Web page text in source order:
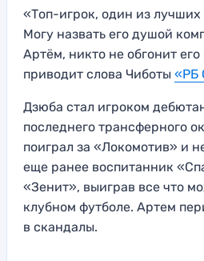
«Топ-игрок, один из
Могу назвать его душой
Артём, никто не обгонит
приводит слова Чиботы «РБ
Дзюба стал игроком
последнего трансферного
поиграл за «Локомотив» и
еще ранее воспитанник
«Зенит», выиграв все что
клубном футболе. Артем
в скандалы.